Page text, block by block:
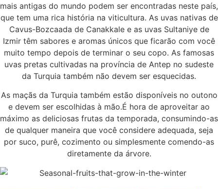
mais antigas do mundo podem ser encontradas neste país,
que tem uma rica história na viticultura. As uvas nativas de
Cavus-Bozcaada de Canakkale e as uvas Sultaniye de
Izmir têm sabores e aromas únicos que ficarão com você
muito tempo depois de terminar o seu copo. As famosas
uvas pretas cultivadas na província de Antep no sudeste
da Turquia também não devem ser esquecidas.
As maçãs da Turquia também estão disponíveis no outono
e devem ser escolhidas à mão.É hora de aproveitar ao
máximo as deliciosas frutas da temporada, consumindo-as
de qualquer maneira que você considere adequada, seja
por suco, purê, cozimento ou simplesmente comendo-as
diretamente da árvore.